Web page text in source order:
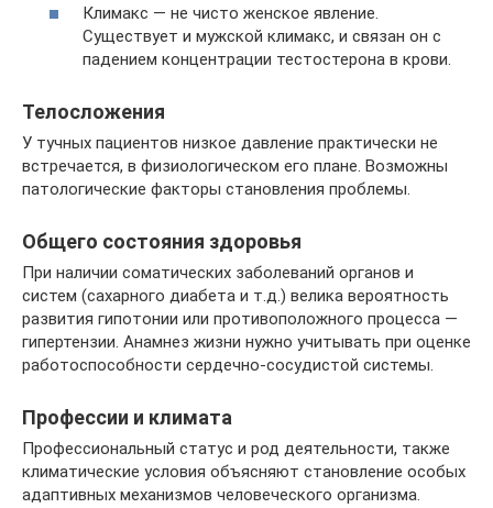
Климакс — не чисто женское явление.
Существует и мужской климакс, и связан он с
падением концентрации тестостерона в крови.
Телосложения
У тучных пациентов низкое давление практически не
встречается, в физиологическом его плане. Возможны
патологические факторы становления проблемы.
Общего состояния здоровья
При наличии соматических заболеваний органов и
систем (сахарного диабета и т.д.) велика вероятность
развития гипотонии или противоположного процесса —
гипертензии. Анамнез жизни нужно учитывать при оценке
работоспособности сердечно-сосудистой системы.
Профессии и климата
Профессиональный статус и род деятельности, также
климатические условия объясняют становление особых
адаптивных механизмов человеческого организма.